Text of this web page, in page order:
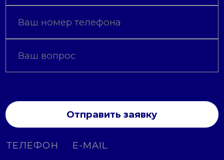
Отправить заявку
ТЕЛЕФОН E-MAIL